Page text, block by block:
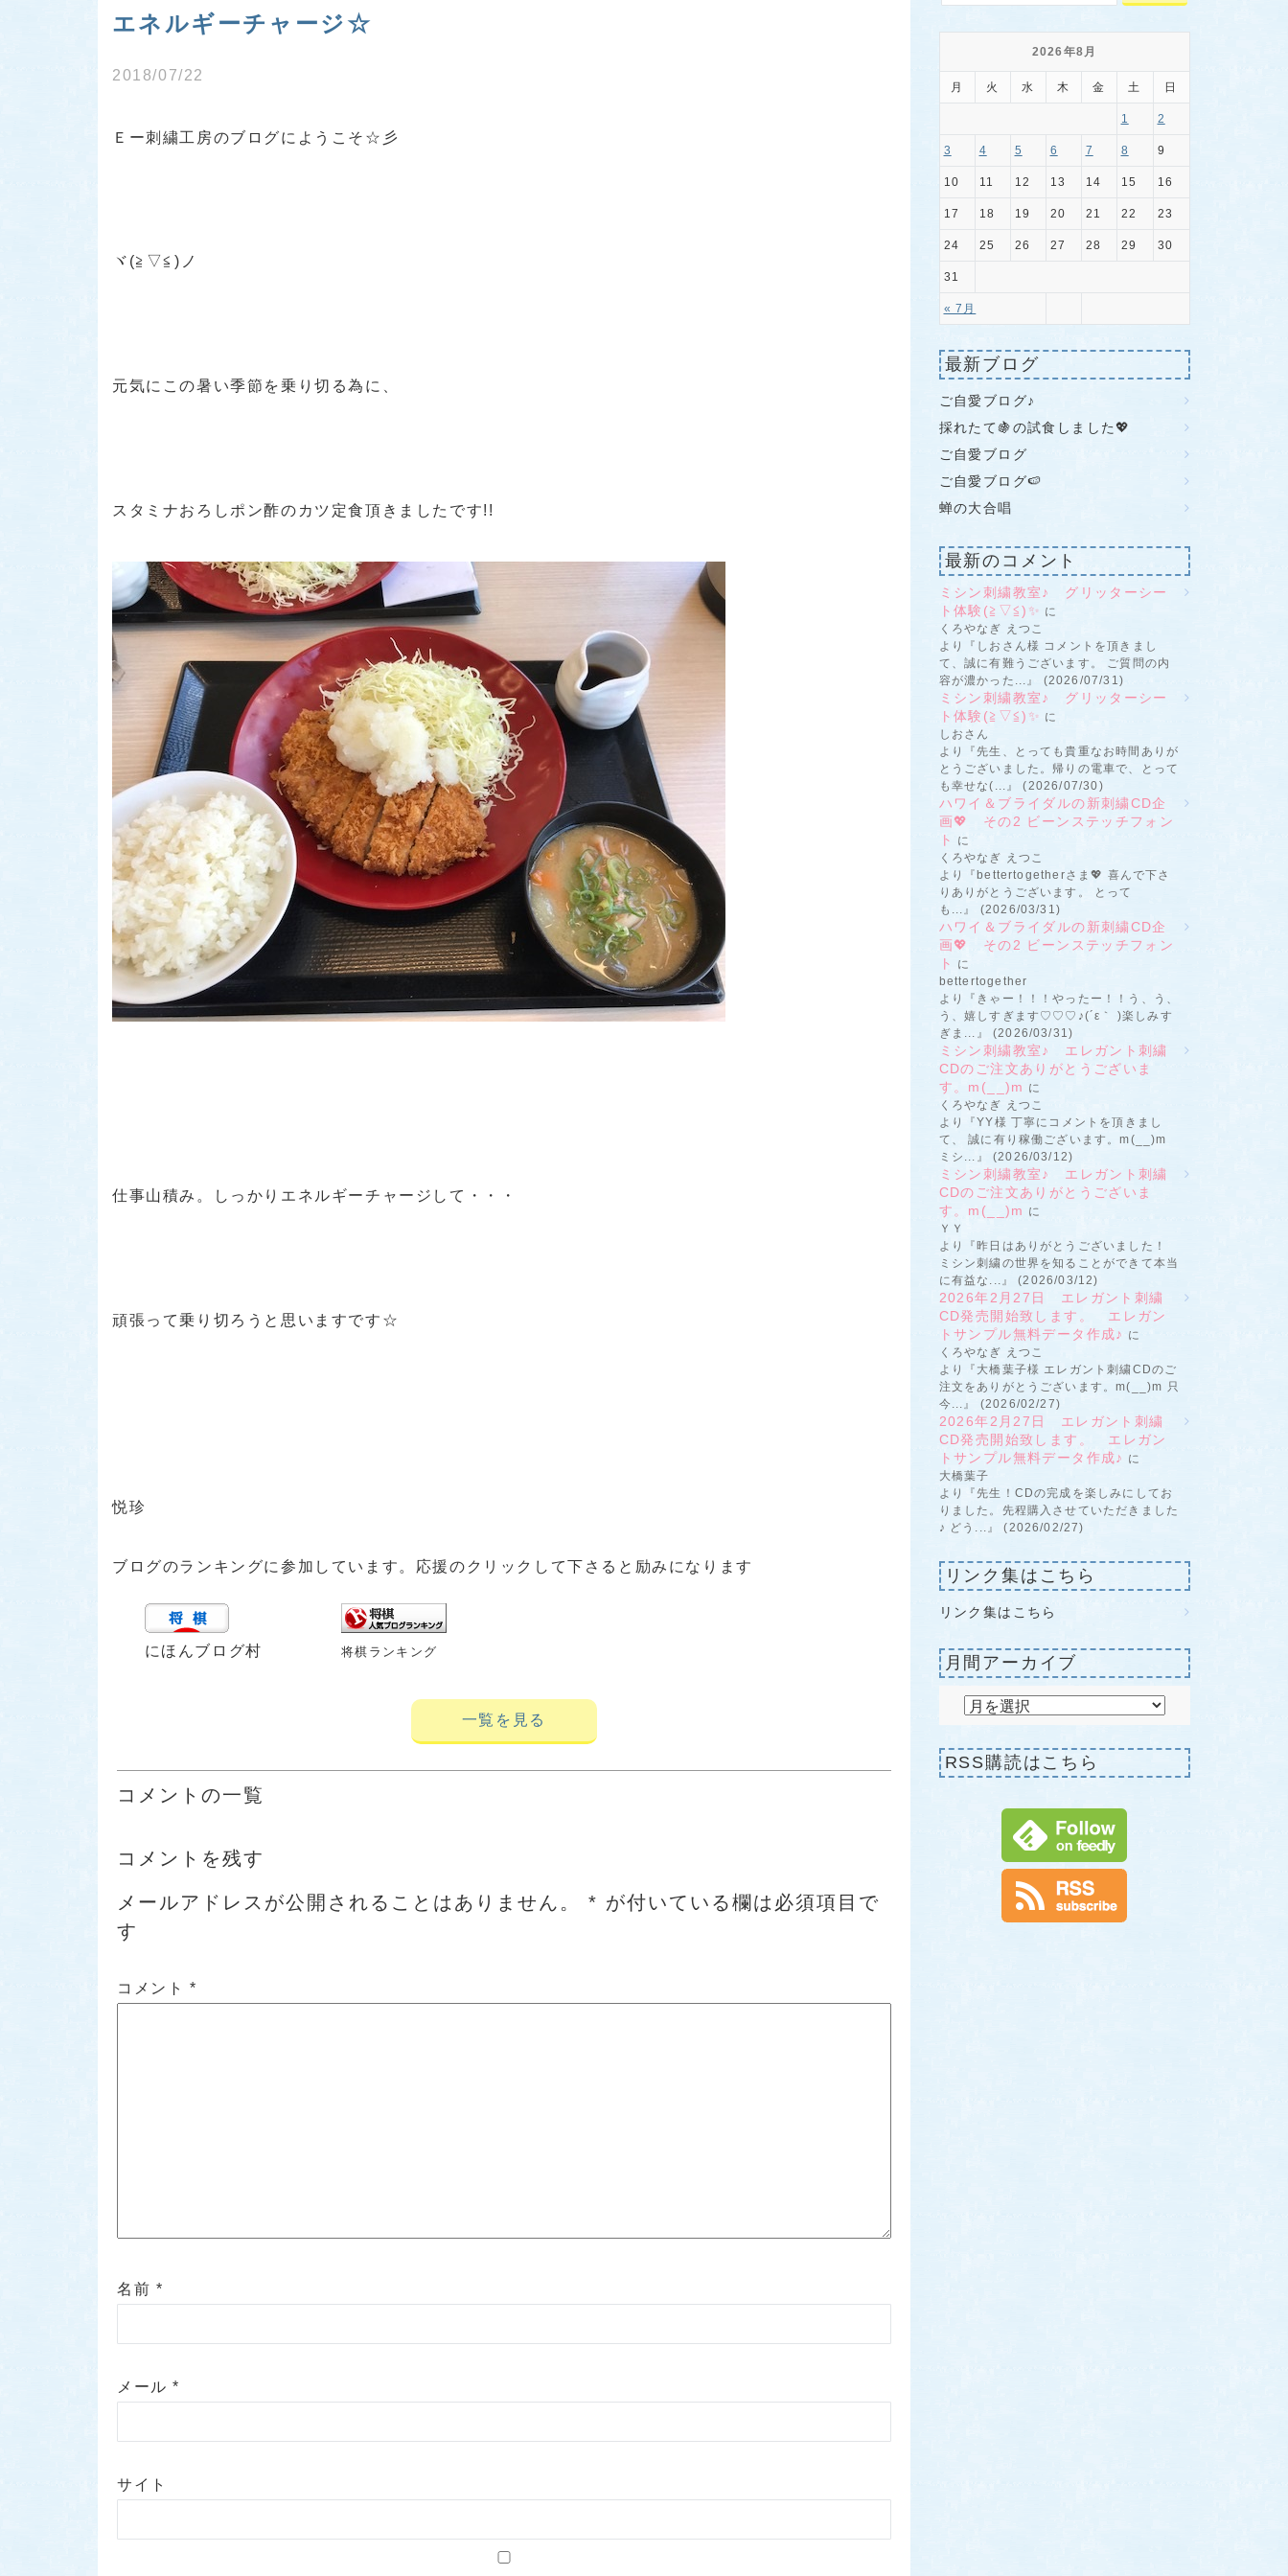
エネルギーチャージ☆
2018/07/22
Ｅー刺繍工房のブログにようこそ☆彡
ヾ(≧▽≦)ノ
元気にこの暑い季節を乗り切る為に、
スタミナおろしポン酢のカツ定食頂きましたです!!
仕事山積み。しっかりエネルギーチャージして・・・
頑張って乗り切ろうと思いますです☆
悦珍
ブログのランキングに参加しています。応援のクリックして下さると励みになります
にほんブログ村 将棋ランキング
一覧を見る
コメントの一覧
コメントを残す
メールアドレスが公開されることはありません。 * が付いている欄は必須項目で
す
コメント *
名前 *
メール*
サイト
2026年8月
月 火 水 木 金 土 日
« 7月
1 2
3 4 5 6 7 8 9
10 11 12 13 14 15 16
17 18 19 20 21 22 23
24 25 26 27 28 29 30
31
最新ブログ
ご自愛ブログ♪
採れたて🍇の試食しました💖
ご自愛ブログ
ご自愛ブログ🍉
蝉の大合唱
最新のコメント
ミシン刺繍教室♪ グリッターシー
ト体験(≧▽≦)✨ に
くろやなぎ えつこ
より『しおさん様 コメントを頂きまし
て、誠に有難うございます。 ご質問の内
容が濃かった...』 (2026/07/31)
ミシン刺繍教室♪ グリッターシー
ト体験(≧▽≦)✨ に
しおさん
より『先生、とっても貴重なお時間ありが
とうございました。帰りの電車で、とって
も幸せな(...』 (2026/07/30)
ハワイ＆ブライダルの新刺繍CD企
画💖 その2 ビーンステッチフォン
ト
に
くろやなぎ えつこ
より『bettertogetherさま💖 喜んで下さ
りありがとうございます。 とって
も...』 (2026/03/31)
ハワイ＆ブライダルの新刺繍CD企
画💖 その2 ビーンステッチフォン
ト
に
bettertogether
より『きゃー！！！やったー！！う、う、
う、嬉しすぎます♡♡♡♪(´ε｀ )楽しみす
ぎま...』 (2026/03/31)
ミシン刺繍教室♪ エレガント刺繍
CDのご注文ありがとうございま
す。m(__)m に
くろやなぎ えつこ
より『YY様 丁寧にコメントを頂きまし
て、 誠に有り稼働ございます。m(__)m
ミシ...』 (2026/03/12)
ミシン刺繍教室♪ エレガント刺繍
CDのご注文ありがとうございま
す。m(__)m に
ＹＹ
より『昨日はありがとうございました！
ミシン刺繍の世界を知ることができて本当
に有益な...』 (2026/03/12)
2026年2月27日 エレガント刺繍
CD発売開始致します。 エレガン
トサンプル無料データ作成♪ に
くろやなぎ えつこ
より『大橋葉子様 エレガント刺繍CDのご
注文をありがとうございます。m(__)m 只
今...』 (2026/02/27)
2026年2月27日 エレガント刺繍
CD発売開始致します。 エレガン
トサンプル無料データ作成♪ に
大橋葉子
より『先生！CDの完成を楽しみにしてお
りました。先程購入させていただきました
♪ どう...』 (2026/02/27)
リンク集はこちら
リンク集はこちら
月間アーカイブ
RSS購読はこちら